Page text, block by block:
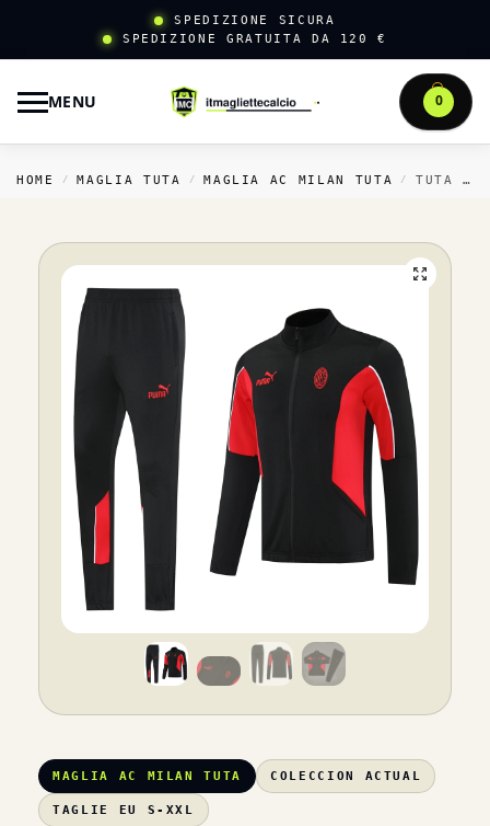
SPEDIZIONE SICURA
SPEDIZIONE GRATUITA DA 120 €
MENU 0
HOME / MAGLIA TUTA / MAGLIA AC MILAN TUTA / TUTA COMPLETA FELPA CON ZIP LUNGA AC MILAN 2025 2026 NERO ROSSO
MAGLIA AC MILAN TUTA COLECCION ACTUAL
TAGLIE EU S-XXL